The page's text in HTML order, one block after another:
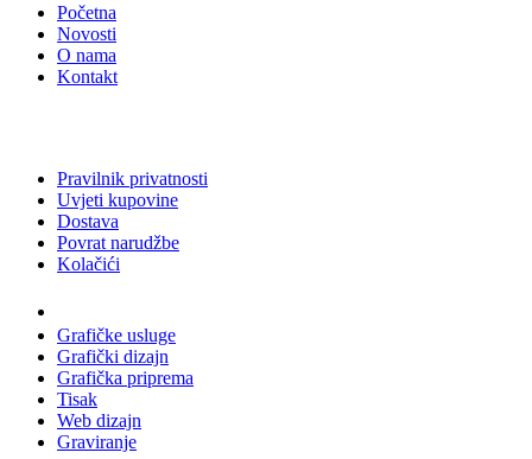
Početna
Novosti
O nama
Kontakt
Pravilnik privatnosti
Uvjeti kupovine
Dostava
Povrat narudžbe
Kolačići
Grafičke usluge
Grafički dizajn
Grafička priprema
Tisak
Web dizajn
Graviranje